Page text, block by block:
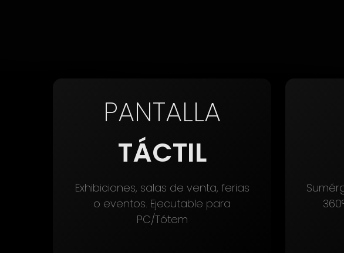
PANTALLA
TÁCTIL
Exhibiciones, salas de venta, ferias
o eventos. Ejecutable para
PC/Tótem